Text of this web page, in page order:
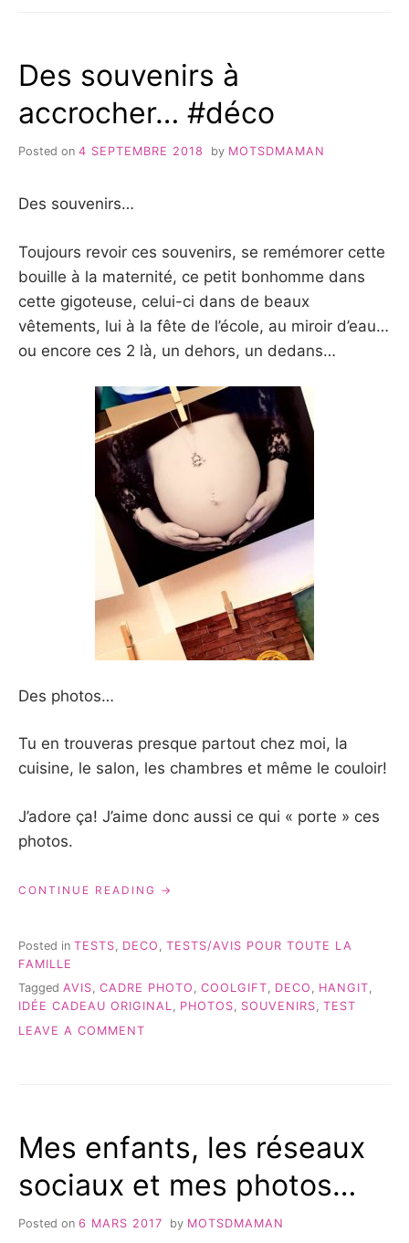
Des souvenirs à
accrocher… #déco
Posted on 4 SEPTEMBRE 2018 by MOTSDMAMAN
Des souvenirs…
Toujours revoir ces souvenirs, se remémorer cette
bouille à la maternité, ce petit bonhomme dans
cette gigoteuse, celui-ci dans de beaux
vêtements, lui à la fête de l’école, au miroir d’eau…
ou encore ces 2 là, un dehors, un dedans…
Des photos…
Tu en trouveras presque partout chez moi, la
cuisine, le salon, les chambres et même le couloir!
J’adore ça! J’aime donc aussi ce qui « porte » ces
photos.
CONTINUE READING « DES
ACCROCHER…
Posted in TESTS DECO
TESTS/AVIS POUR TOUTE LA
FAMILLE
Tagged AVIS, CADRE PHOTO , COOLGIFT, DECO , HANGIT,
IDÉE CADEAU ORIGINAL, PHOTOS, SOUVENIRS, TEST
LEAVE A COMMENT
Mes enfants, les réseaux
sociaux et mes photos…
Posted on 6 MARS 2017 by MOTSDMAMAN